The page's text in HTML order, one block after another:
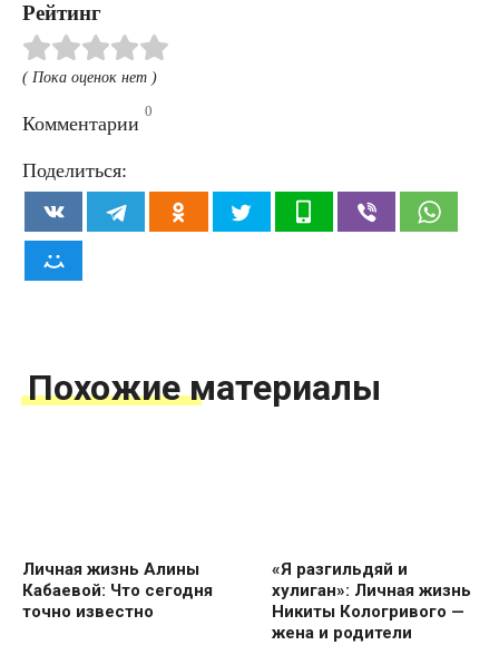
Рейтинг
( Пока оценок нет )
Комментарии
0
Поделиться:
Похожие материалы
Личная жизнь Алины
Кабаевой: Что сегодня
точно известно
«Я разгильдяй и
хулиган»: Личная жизнь
Никиты Кологривого —
жена и родители